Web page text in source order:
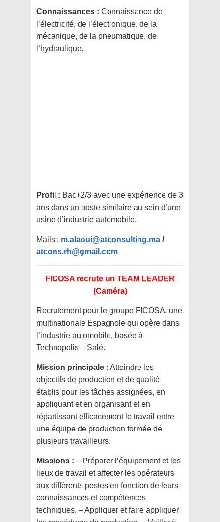
Connaissances : Connaissance de
l’électricité, de l’électronique, de la
mécanique, de la pneumatique, de
l’hydraulique.
Profil : Bac+2/3 avec une expérience de 3
ans dans un poste similaire au sein d’une
usine d’industrie automobile.
Mails : m.alaoui@atconsulting.ma /
atcons.rh@gmail.com
FICOSA recrute un TEAM LEADER
(Caméra)
Recrutement pour le groupe FICOSA, une
multinationale Espagnole qui opère dans
l’industrie automobile, basée à
Technopolis – Salé.
Mission principale : Atteindre les
objectifs de production et de qualité
établis pour les tâches assignées, en
appliquant et en organisant et en
répartissant efficacement le travail entre
une équipe de production formée de
plusieurs travailleurs.
Missions : – Préparer l’équipement et les
lieux de travail et affecter les opérateurs
aux différents postes en fonction de leurs
connaissances et compétences
techniques. – Appliquer et faire appliquer